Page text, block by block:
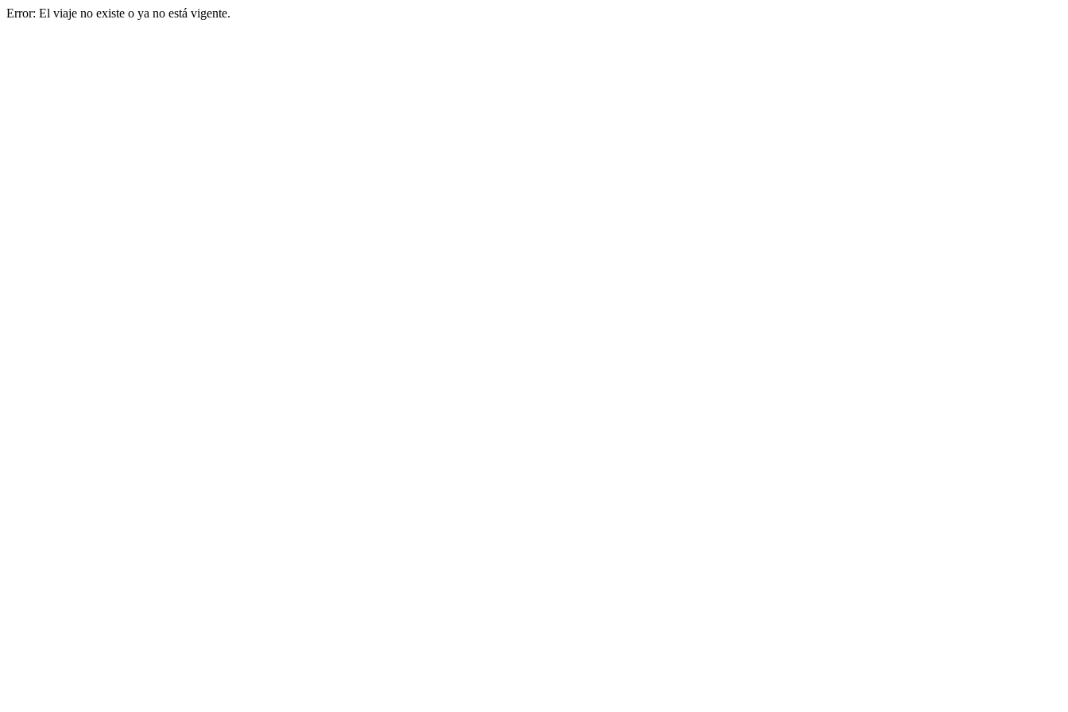
Error: El viaje no existe o ya no está vigente.